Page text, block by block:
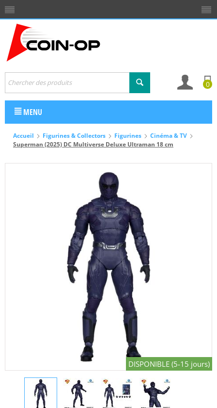
0
MENU
Accueil Figurines & Collectors Figurines
Cinéma & TV
Superman (2025) DC Multiverse Deluxe Ultraman 18 cm
DISPONIBLE (5-15 jours)